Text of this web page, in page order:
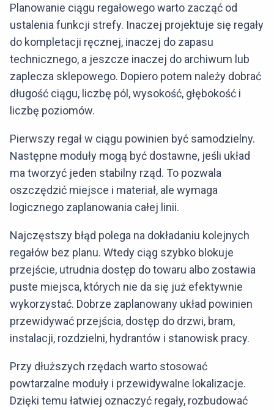
Planowanie ciągu regałowego warto zacząć od
ustalenia funkcji strefy. Inaczej projektuje się regały
do kompletacji ręcznej, inaczej do zapasu
technicznego, a jeszcze inaczej do archiwum lub
zaplecza sklepowego. Dopiero potem należy dobrać
długość ciągu, liczbę pól, wysokość, głębokość i
liczbę poziomów.
Pierwszy regał w ciągu powinien być samodzielny.
Następne moduły mogą być dostawne, jeśli układ
ma tworzyć jeden stabilny rząd. To pozwala
oszczędzić miejsce i materiał, ale wymaga
logicznego zaplanowania całej linii.
Najczęstszy błąd polega na dokładaniu kolejnych
regałów bez planu. Wtedy ciąg szybko blokuje
przejście, utrudnia dostęp do towaru albo zostawia
puste miejsca, których nie da się już efektywnie
wykorzystać. Dobrze zaplanowany układ powinien
przewidywać przejścia, dostęp do drzwi, bram,
instalacji, rozdzielni, hydrantów i stanowisk pracy.
Przy dłuższych rzędach warto stosować
powtarzalne moduły i przewidywalne lokalizacje.
Dzięki temu łatwiej oznaczyć regały, rozbudować